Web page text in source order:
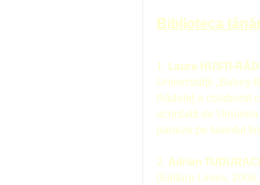
Biblioteca
1. Laura HUSTI-
Universităţii „Babeş-
Răduleţ a colaborat
acordată de
parieze pe talentul
2. Adrian
(Editura Limes,